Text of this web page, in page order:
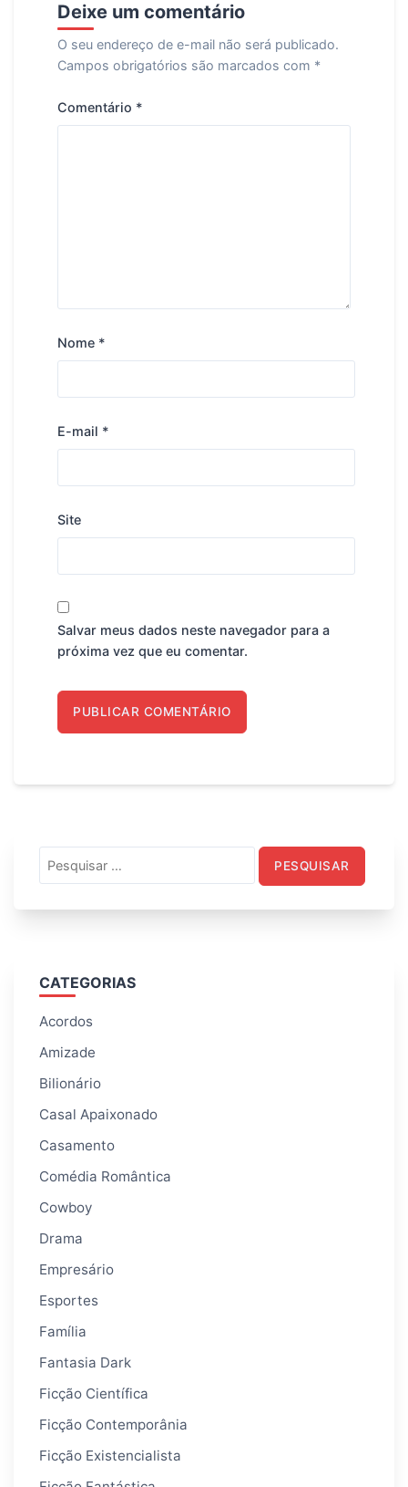
Deixe um comentário
O seu endereço de e-mail não será publicado.
Campos obrigatórios são marcados com *
Comentário *
Nome *
E-mail *
Site
Salvar meus dados neste navegador para a
próxima vez que eu comentar.
por:
CATEGORIAS
Acordos
Amizade
Bilionário
Casal Apaixonado
Casamento
Comédia Romântica
Cowboy
Drama
Empresário
Esportes
Família
Fantasia Dark
Ficção Científica
Ficção Contemporânia
Ficção Existencialista